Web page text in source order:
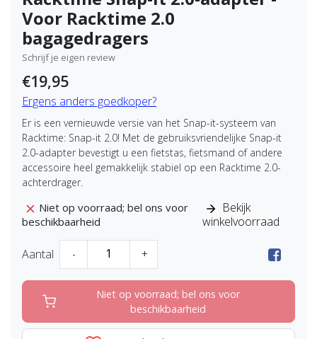
Voor Racktime 2.0
bagagedragers
Schrijf je eigen review
€19,95
Ergens anders goedkoper?
Er is een vernieuwde versie van het Snap-it-systeem van
Racktime: Snap-it 2.0! Met de gebruiksvriendelijke Snap-it
2.0-adapter bevestigt u een fietstas, fietsmand of andere
accessoire heel gemakkelijk stabiel op een Racktime 2.0-
achterdrager.
Niet op voorraad; bel ons voor
beschikbaarheid
Bekijk
winkelvoorraad
Aantal - +
Niet op voorraad; bel ons voor
beschikbaarheid